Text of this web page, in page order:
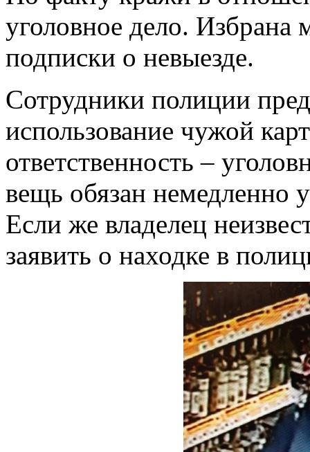
уголовное дело. Избрана
подписки о невыезде.
Сотрудники полиции
использование чужой
ответственность –
вещь обязан немедленно
Если же владелец
заявить о находке в